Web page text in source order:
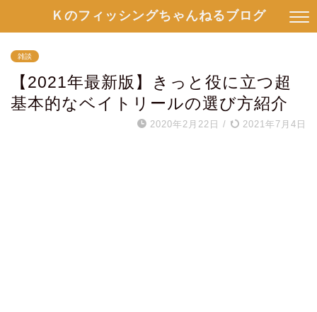
Ｋのフィッシングちゃんねるブログ
雑談
【2021年最新版】きっと役に立つ超
基本的なベイトリールの選び方紹介
2020年2月22日 / 2021年7月4日